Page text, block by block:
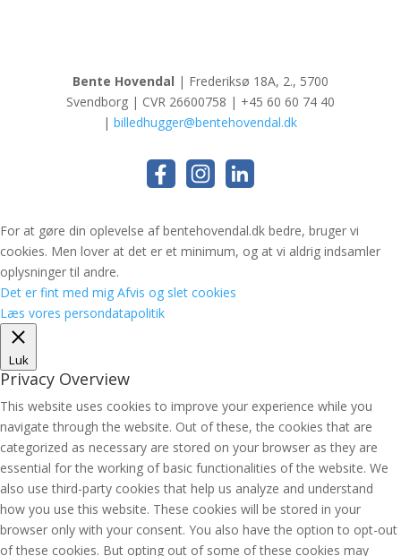
Bente Hovendal | Frederiksø 18A, 2., 5700
Svendborg | CVR 26600758 | +45 60 60 74 40
|billedhugger@bentehovendal.dk
For at gøre din oplevelse af bentehovendal.dk bedre, bruger vi
cookies. Men lover at det er et minimum, og at vi aldrig indsamler
oplysninger til andre.
Det er fint med mig Afvis og slet cookies
Læs vores persondatapolitik
Luk
Privacy Overview
This website uses cookies to improve your experience while you
navigate through the website. Out of these, the cookies that are
categorized as necessary are stored on your browser as they are
essential for the working of basic functionalities of the website. We
also use third-party cookies that help us analyze and understand
how you use this website. These cookies will be stored in your
browser only with your consent. You also have the option to opt-out
of these cookies. But opting out of some of these cookies may